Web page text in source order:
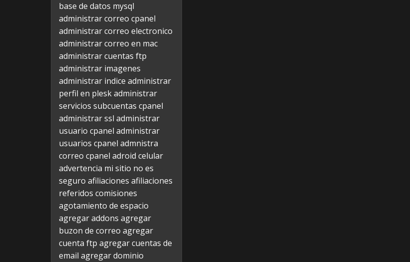
base de datos mysql
administrar correo cpanel
administrar correo electronico
administrar correo en mac
administrar cuentas ftp
administrar imagenes
administrar indice administrar
perfil en pleskadministrar
servicios subcuentas cpanel
administrar ssl administrar
usuario cpanel administrar
usuarios cpanel admnistra
correo cpanel adroid celular
advertencia mi sitio no es
seguro afiliaciones afiliaciones
referidos comisiones
agotamiento de espacio
agregar addons agregar
buzon de correo agregar
cuenta ftp agregar cuentas de
email agregar dominio